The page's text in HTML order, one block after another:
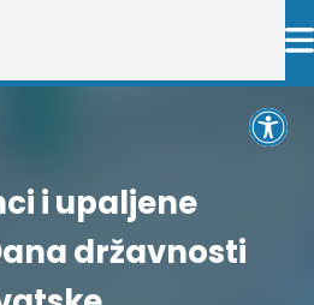
i upaljene
državnosti